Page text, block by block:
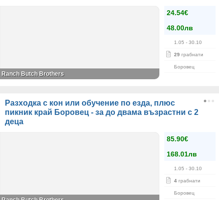
24.54€
48.00лв
1.05 - 30.10
29 грабнати
Боровец
Ranch Butch Brothers
Разходка с кон или обучение по езда, плюс
пикник край Боровец - за до двама възрастни с 2
деца
85.90€
168.01лв
1.05 - 30.10
4 грабнати
Боровец